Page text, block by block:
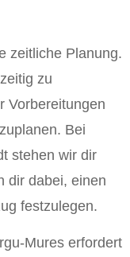
zeitliche Planung.
zu
Vorbereitungen
Bei
stehen wir dir
dir dabei, einen
festzulegen.
Mures erfordert